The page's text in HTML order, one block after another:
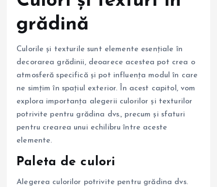
grădină
Culorile și texturile sunt elemente esențiale în
decorarea grădinii, deoarece acestea pot crea o
atmosferă specifică și pot influența modul în care
ne simțim în spațiul exterior. În acest capitol, vom
explora importanța alegerii culorilor și texturilor
potrivite pentru grădina dvs., precum și sfaturi
pentru crearea unui echilibru între aceste
elemente.
Paleta de culori
Alegerea culorilor potrivite pentru grădina dvs.